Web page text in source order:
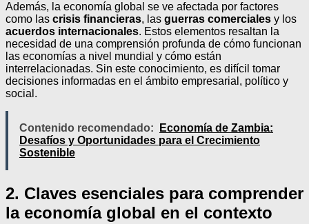
Además, la economía global se ve afectada por factores
como las crisis financieras, las guerras comerciales y los
acuerdos internacionales. Estos elementos resaltan la
necesidad de una comprensión profunda de cómo funcionan
las economías a nivel mundial y cómo están
interrelacionadas. Sin este conocimiento, es difícil tomar
decisiones informadas en el ámbito empresarial, político y
social.
Contenido recomendado:
Economía de Zambia:
Desafíos y Oportunidades para el Crecimiento
Sostenible
2. Claves esenciales para comprender
la economía global en el contexto